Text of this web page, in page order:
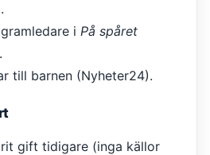
i På spåret
till barnen (Nyheter24).
gift tidigare (inga källor